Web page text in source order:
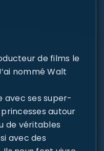
de films le
nommé Walt
avec ses super-
autour
de véritables
avec des